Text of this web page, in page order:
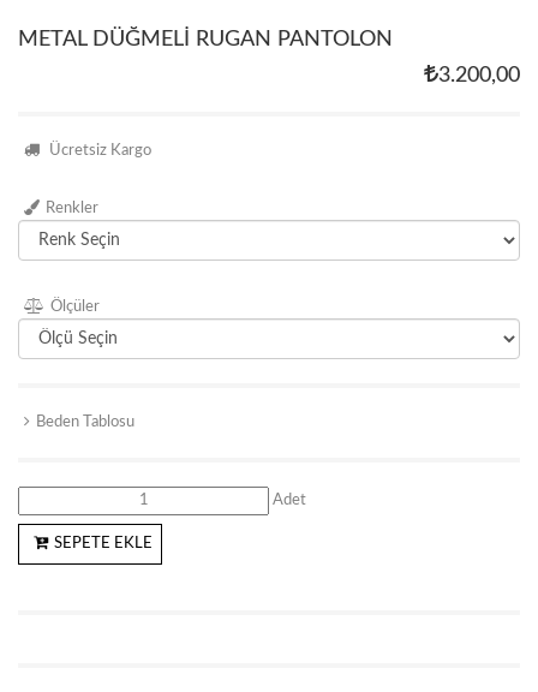
METAL DÜĞMELİ RUGAN PANTOLON
3.200,00
Ücretsiz Kargo
Renkler
Ölçüler
Beden Tablosu
Adet
SEPETE EKLE